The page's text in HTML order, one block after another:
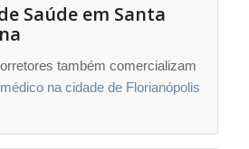
Saúde em Santa
também comercializam
na cidade de Florianópolis